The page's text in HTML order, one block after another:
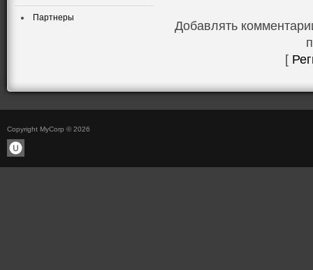
Партнеры
Добавлять
[
Copyright MyCorp © 2026